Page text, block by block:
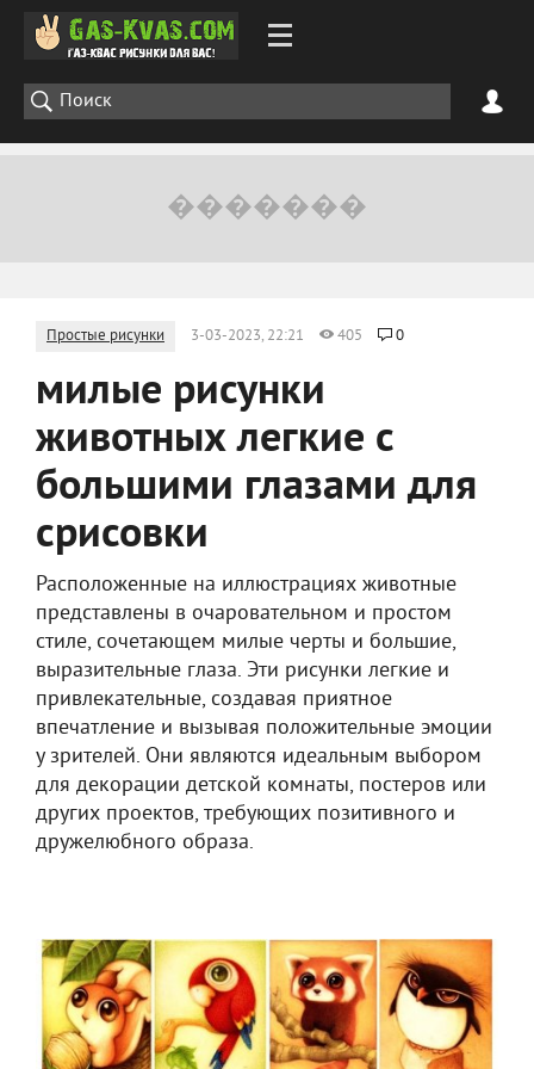
Простые рисунки 3-03-2023, 22:21 405 0
милые рисунки
животных легкие с
большими глазами для
срисовки
Расположенные на иллюстрациях животные
представлены в очаровательном и простом
стиле, сочетающем милые черты и большие,
выразительные глаза. Эти рисунки легкие и
привлекательные, создавая приятное
впечатление и вызывая положительные эмоции
у зрителей. Они являются идеальным выбором
для декорации детской комнаты, постеров или
других проектов, требующих позитивного и
дружелюбного образа.